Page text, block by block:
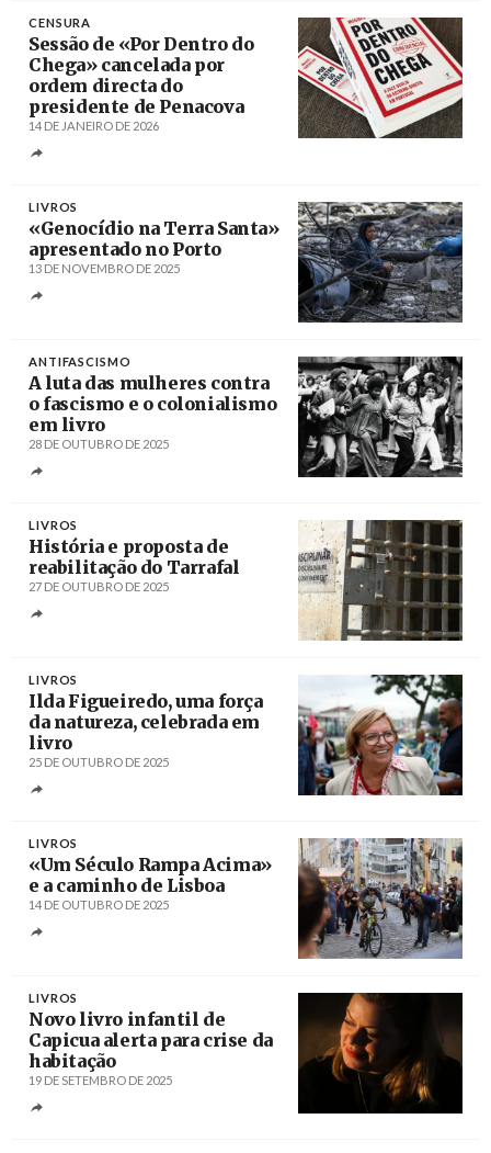
CENSURA
Sessão de «Por Dentro do
Chega» cancelada por
ordem directa do
presidente de Penacova
14 DE JANEIRO DE 2026
LIVROS
«Genocídio na Terra Santa»
apresentado no Porto
13 DE NOVEMBRO DE 2025
ANTIFASCISMO
A luta das mulheres contra
o fascismo e o colonialismo
em livro
28 DE OUTUBRO DE 2025
LIVROS
História e proposta de
reabilitação do Tarrafal
27 DE OUTUBRO DE 2025
LIVROS
Ilda Figueiredo, uma força
da natureza, celebrada em
livro
25 DE OUTUBRO DE 2025
LIVROS
«Um Século Rampa Acima»
e a caminho de Lisboa
14 DE OUTUBRO DE 2025
LIVROS
Novo livro infantil de
Capicua alerta para crise da
habitação
19 DE SETEMBRO DE 2025